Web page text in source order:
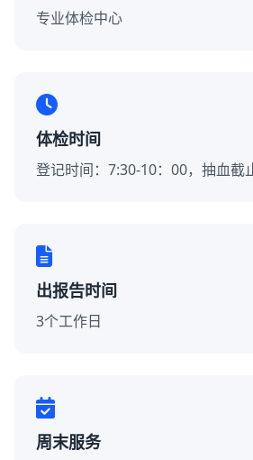
专业体检中心
体检时间
登记时间：7:30-10：00，抽血截
出报告时间
3个工作日
周末服务